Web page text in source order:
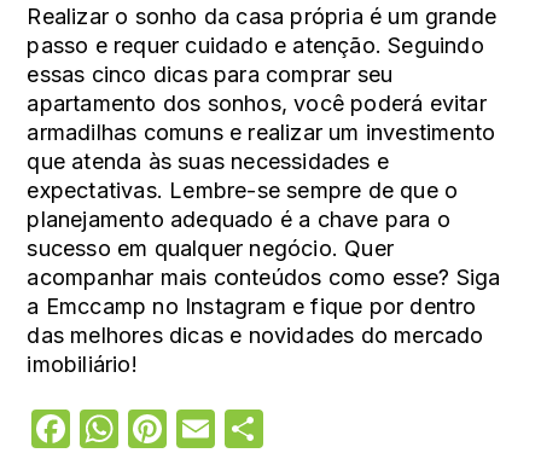
Realizar o sonho da casa própria é um grande
passo e requer cuidado e atenção. Seguindo
essas cinco dicas para comprar seu
apartamento dos sonhos, você poderá evitar
armadilhas comuns e realizar um investimento
que atenda às suas necessidades e
expectativas. Lembre-se sempre de que o
planejamento adequado é a chave para o
sucesso em qualquer negócio. Quer
acompanhar mais conteúdos como esse? Siga
a Emccamp no Instagram e fique por dentro
das melhores dicas e novidades do mercado
imobiliário!
Facebook
WhatsApp
Pinterest
Email